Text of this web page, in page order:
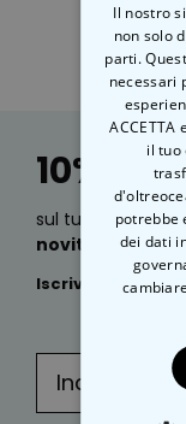
Foto
29,99
10%
sul tuo prossimo
novità, idee
Iscriviti subito
Il nostro
non solo
parti.
necessari
il tuo
potrebbe
dei dati